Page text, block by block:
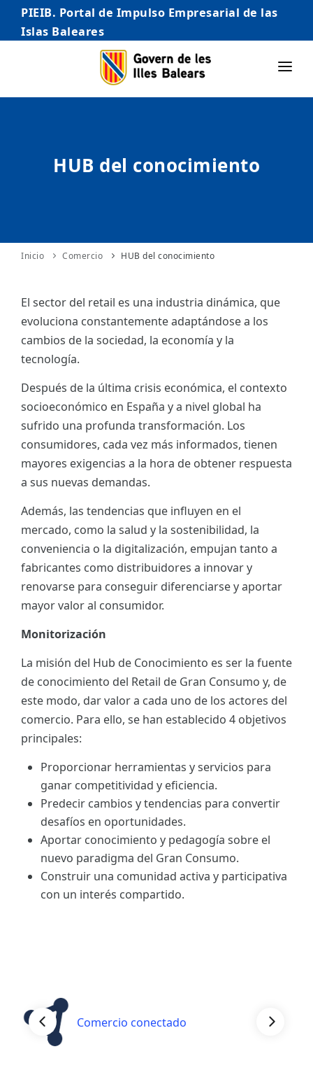
PIEIB. Portal de Impulso Empresarial de las
Islas Baleares
INICIO
AUTÓNOMO/AUTÓNOMA
INTERNACIONALIZACIÓN
ES
HUB del conocimiento
Inicio Comercio HUB del conocimiento
El sector del retail es una industria dinámica, que
evoluciona constantemente adaptándose a los
cambios de la sociedad, la economía y la
tecnología.
Después de la última crisis económica, el contexto
socioeconómico en España y a nivel global ha
sufrido una profunda transformación. Los
consumidores, cada vez más informados, tienen
mayores exigencias a la hora de obtener respuesta
a sus nuevas demandas.
Además, las tendencias que influyen en el
mercado, como la salud y la sostenibilidad, la
conveniencia o la digitalización, empujan tanto a
fabricantes como distribuidores a innovar y
renovarse para conseguir diferenciarse y aportar
mayor valor al consumidor.
Monitorización
La misión del Hub de Conocimiento es ser la fuente
de conocimiento del Retail de Gran Consumo y, de
este modo, dar valor a cada uno de los actores del
comercio. Para ello, se han establecido 4 objetivos
principales:
Proporcionar herramientas y servicios para
ganar competitividad y eficiencia.
Predecir cambios y tendencias para convertir
desafíos en oportunidades.
Aportar conocimiento y pedagogía sobre el
nuevo paradigma del Gran Consumo.
Construir una comunidad activa y participativa
con un interés compartido.
Comercio conectado